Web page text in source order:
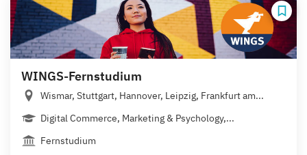
WINGS-Fernstudium
Wismar, Stuttgart, Hannover, Leipzig, Frankfurt am...
Digital Commerce, Marketing & Psychology,...
Fernstudium